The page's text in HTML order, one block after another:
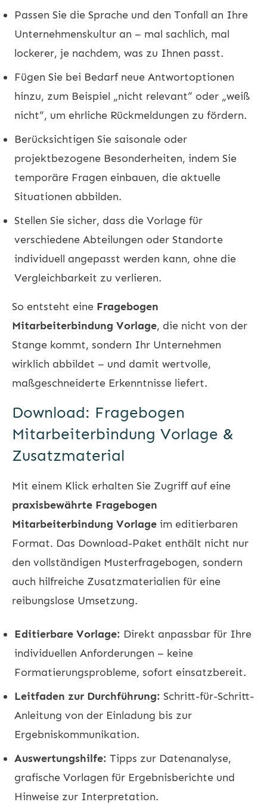
Passen Sie die Sprache und den Tonfall an Ihre
Unternehmenskultur an – mal sachlich, mal
lockerer, je nachdem, was zu Ihnen passt.
Fügen Sie bei Bedarf neue Antwortoptionen
hinzu, zum Beispiel „nicht relevant“ oder „weiß
nicht“, um ehrliche Rückmeldungen zu fördern.
Berücksichtigen Sie saisonale oder
projektbezogene Besonderheiten, indem Sie
temporäre Fragen einbauen, die aktuelle
Situationen abbilden.
Stellen Sie sicher, dass die Vorlage für
verschiedene Abteilungen oder Standorte
individuell angepasst werden kann, ohne die
Vergleichbarkeit zu verlieren.
So entsteht eine Fragebogen
Mitarbeiterbindung Vorlage, die nicht von der
Stange kommt, sondern Ihr Unternehmen
wirklich abbildet – und damit wertvolle,
maßgeschneiderte Erkenntnisse liefert.
Download: Fragebogen
Mitarbeiterbindung Vorlage &
Zusatzmaterial
Mit einem Klick erhalten Sie Zugriff auf eine
praxisbewährte Fragebogen
Mitarbeiterbindung Vorlage im editierbaren
Format. Das Download-Paket enthält nicht nur
den vollständigen Musterfragebogen, sondern
auch hilfreiche Zusatzmaterialien für eine
reibungslose Umsetzung.
Editierbare Vorlage: Direkt anpassbar für Ihre
individuellen Anforderungen – keine
Formatierungsprobleme, sofort einsatzbereit.
Leitfaden zur Durchführung: Schritt-für-Schritt-
Anleitung von der Einladung bis zur
Ergebniskommunikation.
Auswertungshilfe: Tipps zur Datenanalyse,
grafische Vorlagen für Ergebnisberichte und
Hinweise zur Interpretation.